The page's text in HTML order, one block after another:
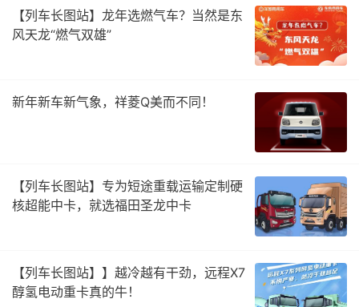
【列车长图站】龙年选燃气车？当然是东
风天龙“燃气双雄”
新年新车新气象，祥菱Q美而不同！
【列车长图站】专为短途重载运输定制硬
核超能中卡，就选福田圣龙中卡
【列车长图站】】越冷越有干劲，远程X7
醇氢电动重卡真的牛！